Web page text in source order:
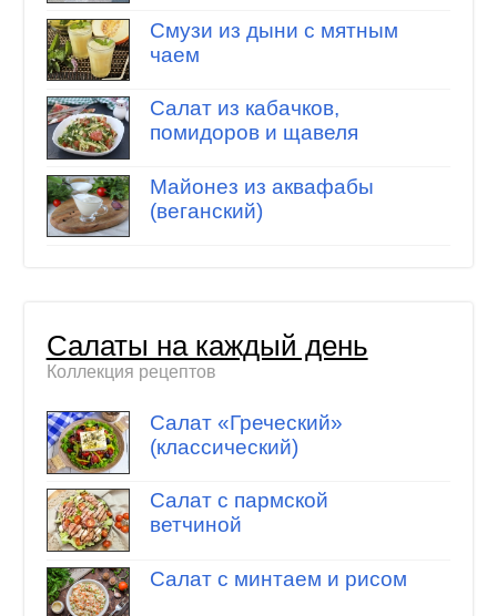
Смузи из дыни с мятным
чаем
Салат из кабачков,
помидоров и щавеля
Майонез из аквафабы
(веганский)
Салаты на каждый день
Коллекция рецептов
Салат «Греческий»
(классический)
Салат с пармской
ветчиной
Салат с минтаем и рисом